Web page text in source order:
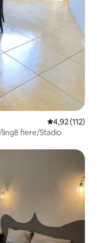
Classificação
4,92 (112)
fiere/Stadio